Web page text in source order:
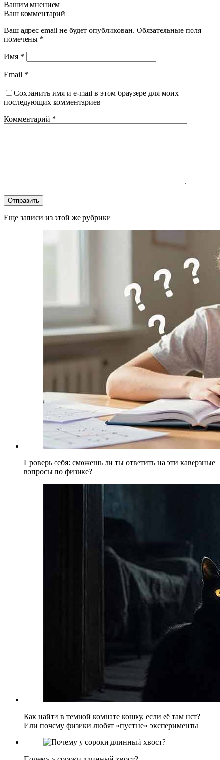
Вашим мнением
Ваш комментарий
Ваш адрес email не будет опубликован. Обязательные поля
помечены *
Имя *
Email *
Сохранить имя и e-mail в этом браузере для моих
последующих комментариев
Комментарий *
Отправить
Еще записи из этой же рубрики
Проверь себя: сможешь ли ты ответить на эти каверзные
вопросы по физике?
Как найти в темной комнате кошку, если её там нет?
Или почему физики любят «пустые» эксперименты